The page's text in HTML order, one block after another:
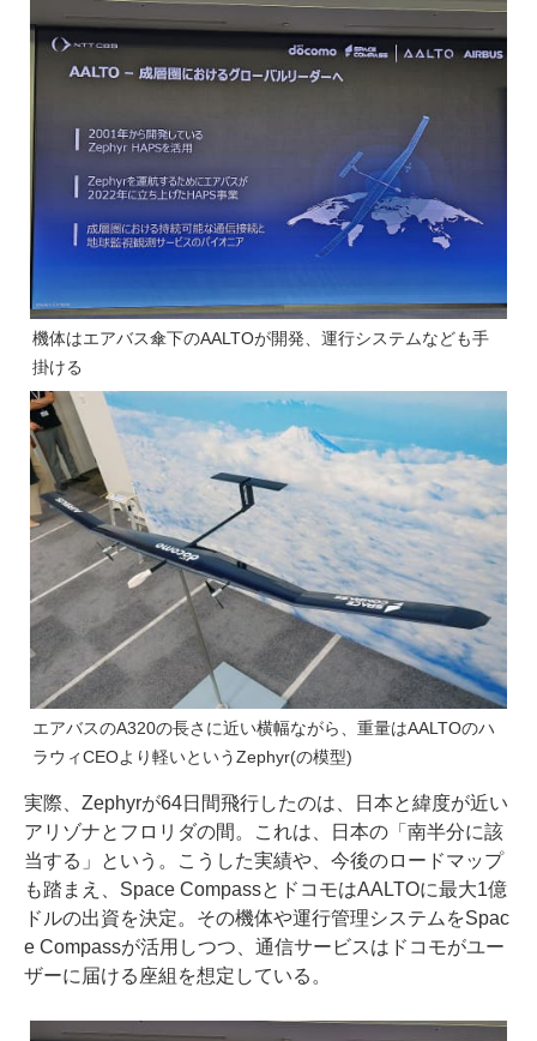
機体はエアバス傘下のAALTOが開発、運行システムなども手
掛ける
エアバスのA320の長さに近い横幅ながら、重量はAALTOのハ
ラウィCEOより軽いというZephyr(の模型)
実際、Zephyrが64日間飛行したのは、日本と緯度が近い
アリゾナとフロリダの間。これは、日本の「南半分に該
当する」という。こうした実績や、今後のロードマップ
も踏まえ、Space CompassとドコモはAALTOに最大1億
ドルの出資を決定。その機体や運行管理システムをSpac
e Compassが活用しつつ、通信サービスはドコモがユー
ザーに届ける座組を想定している。